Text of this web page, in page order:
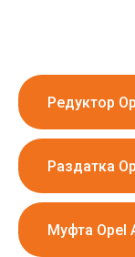
Редуктор
Раздатка
Муфта Opel